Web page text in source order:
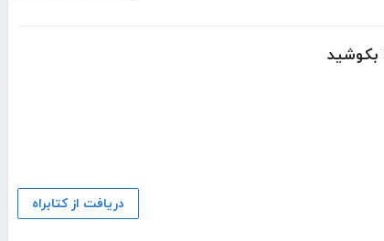
بکوشید
دریافت از کتابراه